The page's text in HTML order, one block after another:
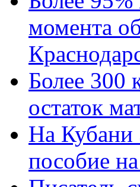
момента
Более 300
остаток
На Кубани
пособие